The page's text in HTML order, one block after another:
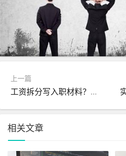
上一篇
工资拆分写入职材料？小心年终奖没了
相关文章